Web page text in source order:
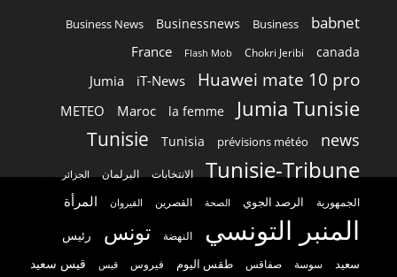
babnet
Business
Businessnews
Business News
canada
Chokri Jeribi
Flash Mob
France
Huawei mate 10 pro
iT-News
Jumia
Jumia Tunisie
la femme
Maroc
METEO
news
prévisions météo
Tunisia
Tunisie
Tunisie-Tribune الانتخابات البرلمان الجزائر
الجمهورية الرصد الجوي الصحة القصرين القيروان المرأة
المنبر التونسي النهضة تونس رئيس
سعيد سوسة صفاقس طقس اليوم فيروس قيس قيس سعيد